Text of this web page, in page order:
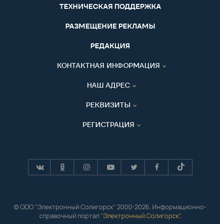
ТЕХНИЧЕСКАЯ ПОДДЕРЖКА
РАЗМЕЩЕНИЕ РЕКЛАМЫ
РЕДАКЦИЯ
КОНТАКТНАЯ ИНФОРМАЦИЯ
НАШ АДРЕС
РЕКВИЗИТЫ
РЕГИСТРАЦИЯ
© ООО "Электронный Солигорск" 2000-2026. Информационно-
справочный портал "Электронный Солигорск".